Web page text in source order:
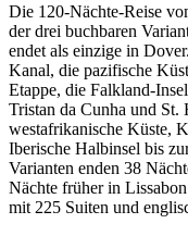
Die 120-Nächte-Reise
der drei buchbaren
endet als einzige in
Kanal, die pazifische
Etappe, die Falkland-
Tristan da Cunha und St.
westafrikanische Küste,
Iberische Halbinsel bis
Varianten enden 38
Nächte früher in
mit 225 Suiten und